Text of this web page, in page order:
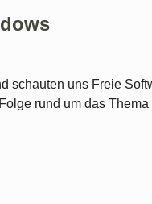
schauten uns Freie
rund um das Thema